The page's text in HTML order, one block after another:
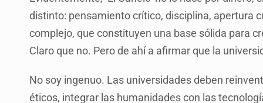
distinto: pensamiento crítico, disciplina, apertura
complejo, que constituyen una base sólida para
Claro que no. Pero de ahí a afirmar que la
No soy ingenuo. Las universidades deben
éticos, integrar las humanidades con las